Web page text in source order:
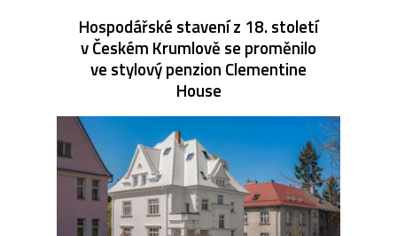
Hospodářské stavení z 18. století
v Českém Krumlově se proměnilo
ve stylový penzion Clementine
House